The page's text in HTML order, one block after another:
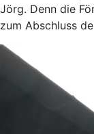
Jörg. Denn die
zum Abschluss